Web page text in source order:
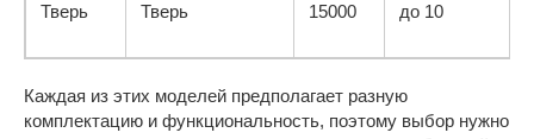
Тверь Тверь 15000 до 10
Каждая из этих моделей предполагает разную
комплектацию и функциональность, поэтому выбор нужно